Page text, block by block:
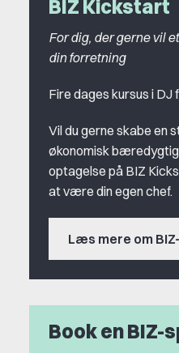
BIZ Kickstart
For dig, der gerne vil
din forretning
Fire dages kursus i DJ
Vil du gerne skabe en
økonomisk
optagelse på BIZ
at være din egen chef.
Læs mere om
Book en BIZ-